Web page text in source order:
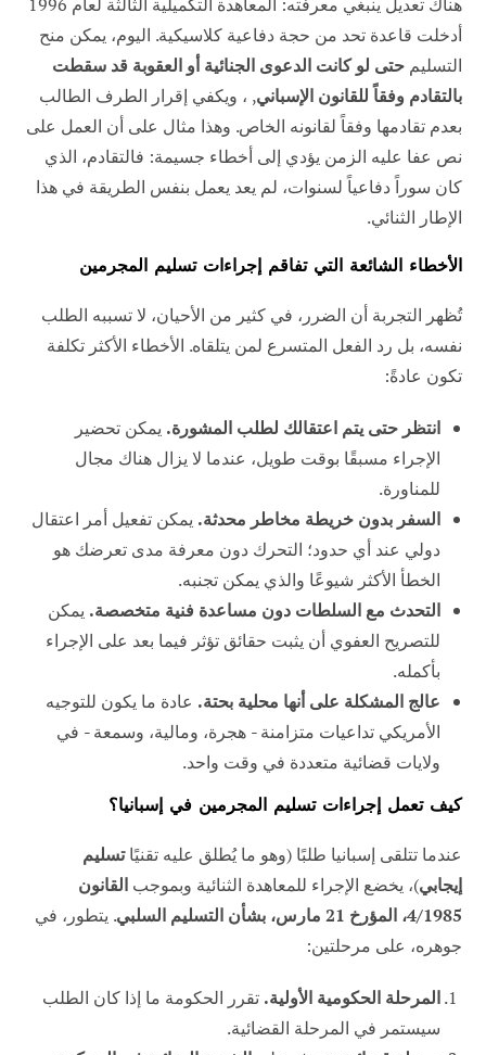
أدخلت قاعدة تحد من حجة دفاعية كلاسيكية. اليوم، يمكن منح
التسليمحتى لو كانت الدعوى الجنائية أو العقوبة قد سقطت
بالتقادم وفقاً للقانون الإسباني, ، ويكفي إقرار الطرف الطالب
بعدم تقادمها وفقاً لقانونه الخاص. وهذا مثال على أن العمل على
نص عفا عليه الزمن يؤدي إلى أخطاء جسيمة: فالتقادم، الذي
كان سوراً دفاعياً لسنوات، لم يعد يعمل بنفس الطريقة في هذا
الإطار الثنائي.
الأخطاء الشائعة التي تفاقم إجراءات تسليم المجرمين
تُظهر التجربة أن الضرر، في كثير من الأحيان، لا تسببه الطلب
نفسه، بل رد الفعل المتسرع لمن يتلقاه. الأخطاء الأكثر تكلفة
تكون عادةً:
انتظر حتى يتم اعتقالك لطلب المشورة. يمكن تحضير
الإجراء مسبقًا بوقت طويل، عندما لا يزال هناك مجال
للمناورة.
السفر بدون خريطة مخاطر محدثة. يمكن تفعيل أمر اعتقال
دولي عند أي حدود؛ التحرك دون معرفة مدى تعرضك هو
الخطأ الأكثر شيوعًا والذي يمكن تجنبه.
التحدث مع السلطات دون مساعدة فنية متخصصة. يمكن
للتصريح العفوي أن يثبت حقائق تؤثر فيما بعد على الإجراء
بأكمله.
عالج المشكلة على أنها محلية بحتة. عادة ما يكون للتوجيه
الأمريكي تداعيات متزامنة - هجرة، ومالية، وسمعة - في
ولايات قضائية متعددة في وقت واحد.
كيف تعمل إجراءات تسليم المجرمين في إسبانيا؟
عندما تتلقى إسبانيا طلبًا (وهو ما يُطلق عليه تقنيًاتسليم
إيجابي)، يخضع الإجراء للمعاهدة الثنائية وبموجبالقانون
4/1985، المؤرخ 21 مارس، بشأن التسليم السلبي
. يتطور، في
جوهره، على مرحلتين:
المرحلة الحكومية الأولية. تقرر الحكومة ما إذا كان الطلب
سيستمر في المرحلة القضائية.